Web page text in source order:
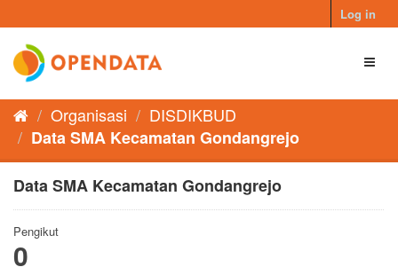
to
content
Log in
Organisasi
DISDIKBUD
Data SMA Kecamatan Gondangrejo
Data SMA Kecamatan Gondangrejo
Pengikut
0